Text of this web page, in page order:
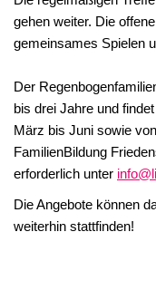
gehen weiter. Die
gemeinsames Spielen
Der
bis drei Jahre und
März bis Juni sowie
FamilienBildung
erforderlich unter
Die Angebote können
weiterhin stattfinden!